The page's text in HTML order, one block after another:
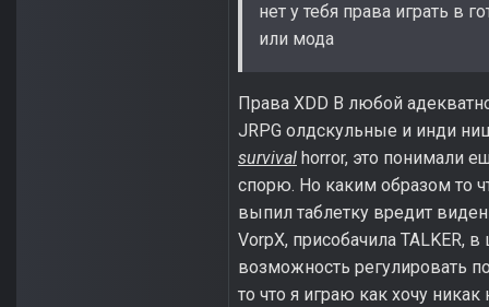
нет у тебя права играть в
или мода
Права XDD В любой
JRPG олдскульные и инди
survival horror, это понимали
спорю. Но каким образом то
выпил таблетку вредит
VorpX, присобачила TALKER,
возможность регулировать
то что я играю как хочу